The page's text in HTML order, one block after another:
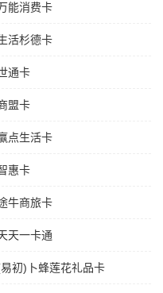
能消费卡
活杉德卡
通卡
盟卡
点生活卡
惠卡
牛商旅卡
天一卡通
初)卜蜂莲花礼品卡